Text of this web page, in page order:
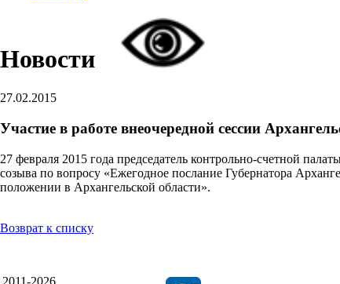
Новости
27.02.2015
Участие в работе внеочередной сессии
27 февраля 2015 года председатель контрольно-счетной
созыва по вопросу «Ежегодное послание Губернатора
положении в Архангельской области».
Возврат к списку
2011-2026